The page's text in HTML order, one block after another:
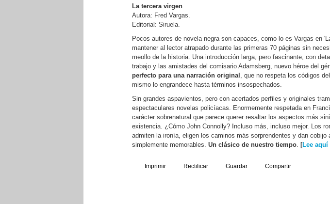
La tercera virgen
Autora: Fred Vargas.
Editorial: Siruela.
Pocos autores de novela negra son capaces, como lo es Vargas en
mantener al lector atrapado durante las primeras 70 páginas sin
meollo de la historia. Una introducción larga, pero fascinante, con
trabajo y las amistades del comisario Adamsberg, nuevo héroe del
perfecto para una narración original , que no respeta los códigos
mismo lo engrandece hasta términos insospechados.
Sin grandes aspavientos, pero con acertados perfiles y originales
espectaculares novelas policíacas. Enormemente respetada en
carácter sobrenatural que parece querer resaltar los aspectos más
existencia. ¿Cómo John Connolly? Incluso más, incluso mejor. Los
admiten la ironía, eligen los caminos más sorprendentes y dan cobijo
simplemente memorables. Un clásico de nuestro tiempo. [Lee
Imprimir Rectificar Guardar Compartir